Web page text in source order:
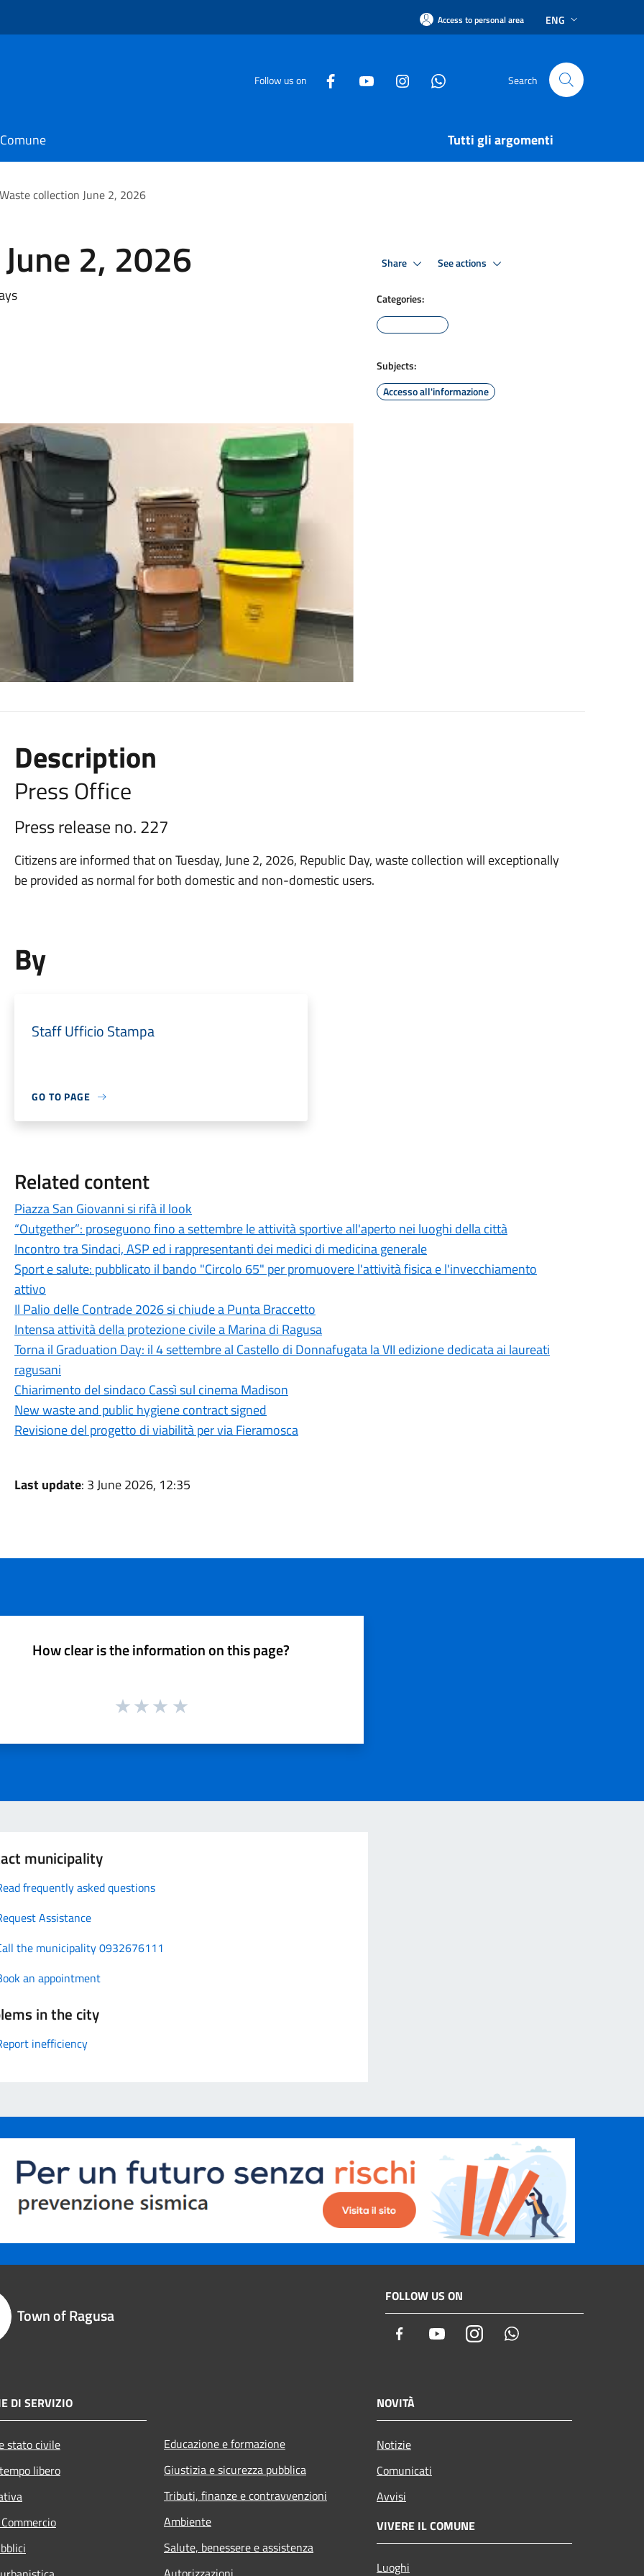
Access to personal area ENG
Follow us on Search
Tutti gli argomenti
Waste collection June 2, 2026
2, 2026 Share See actions
Categories:
Subjects:
Accesso all'informazione
Description
Press Office
Press release no. 227
Citizens are informed that on Tuesday, June 2, 2026, Republic Day, waste collection will exceptionally
be provided as normal for both domestic and non-domestic users.
By
Staff Ufficio Stampa
GO TO PAGE
Related content
Piazza San Giovanni si rifà il look
“Outgether”: proseguono fino a settembre le attività sportive all'aperto nei luoghi della città
Incontro tra Sindaci, ASP ed i rappresentanti dei medici di medicina generale
Sport e salute: pubblicato il bando "Circolo 65" per promuovere l'attività fisica e l'invecchiamento
attivo
Il Palio delle Contrade 2026 si chiude a Punta Braccetto
Intensa attività della protezione civile a Marina di Ragusa
Torna il Graduation Day: il 4 settembre al Castello di Donnafugata la VII edizione dedicata ai laureati
ragusani
Chiarimento del sindaco Cassì sul cinema Madison
New waste and public hygiene contract signed
Revisione del progetto di viabilità per via Fieramosca
Last update: 3 June 2026, 12:35
How clear is the information on this page?
municipality
frequently asked questions
Assistance
the municipality 0932676111
an appointment
in the city
inefficiency
Town of Ragusa
FOLLOW US ON
Facebook YoutubeInstagram
DI SERVIZIO
stato civile
libero
Educazione e formazione
Giustizia e sicurezza pubblica
Tributi, finanze e contravvenzioni
Ambiente
Salute, benessere e assistenza
NOVITÀ
Notizie
Comunicati
Avvisi
VIVERE IL COMUNE
Luoghi